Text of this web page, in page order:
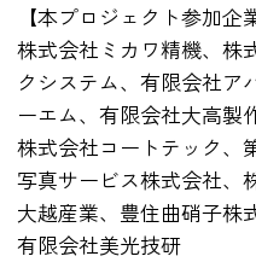
【本プロジェクト参加企
株式会社ミカワ精機、株
クシステム、有限会社ア
ーエム、有限会社大高製
株式会社コートテック、
写真サービス株式会社、
大越産業、豊住曲硝子株
有限会社美光技研